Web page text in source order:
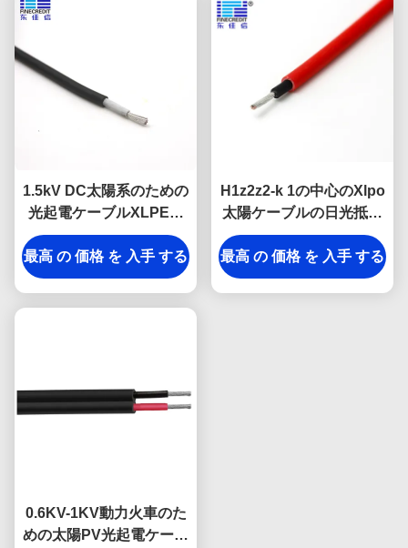
1.5kV DC太陽系のための
光起電ケーブルXLPEの
絶縁材
最高 の 価格 を 入手 する
H1z2z2-k 1の中心のXlpo
太陽ケーブルの日光抵抗
力があるポリ塩化ビニー
ルの外装TUVの証明の光
起電ケーブル
最高 の 価格 を 入手 する
0.6KV-1KV動力火車のた
めの太陽PV光起電ケーブ